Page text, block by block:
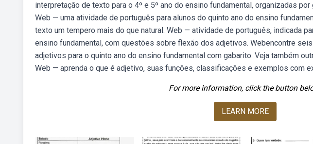
interpretação de texto para o 4º e 5º ano do ensino fundamental, organizadas
Web — uma atividade de português para alunos do quinto ano do ensino
texto um tempero mais do que natural. Web — atividade de português, indicada
ensino fundamental, com questões sobre flexão dos adjetivos. Webencontre
adjetivos para o quinto ano do ensino fundamental com gabarito. Veja também
Web — aprenda o que é adjetivo, suas funções, classificações e exemplos com
For more information, click the button
LEARN MORE